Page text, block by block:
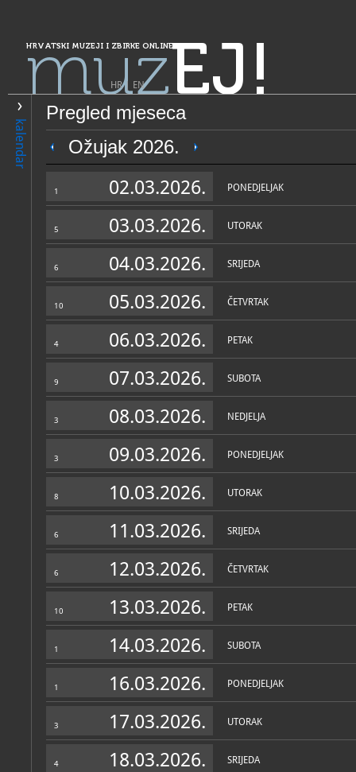
HRVATSKI MUZEJI I ZBIRKE ONLINE
muzEJ!
HR| EN
kalendar
Pregled mjeseca
Ožujak 2026.
1 02.03.2026. PONEDJELJAK
5 03.03.2026. UTORAK
6 04.03.2026. SRIJEDA
10 05.03.2026. ČETVRTAK
4 06.03.2026. PETAK
9 07.03.2026. SUBOTA
3 08.03.2026. NEDJELJA
3 09.03.2026. PONEDJELJAK
8 10.03.2026. UTORAK
6 11.03.2026. SRIJEDA
6 12.03.2026. ČETVRTAK
10 13.03.2026. PETAK
1 14.03.2026. SUBOTA
1 16.03.2026. PONEDJELJAK
3 17.03.2026. UTORAK
4 18.03.2026. SRIJEDA
PRETRAŽIVANJE
Grad Zagreb
Muzejska zbirka Družbe
milosrdnica sv. Vinka
OPĆI PODACI
Zbirka vjerske zajednice